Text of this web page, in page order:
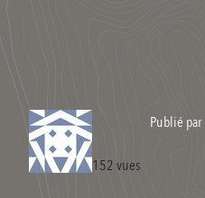
Publié par
152 vues